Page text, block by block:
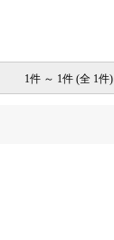
1件 ～ 1件 (全 1件)